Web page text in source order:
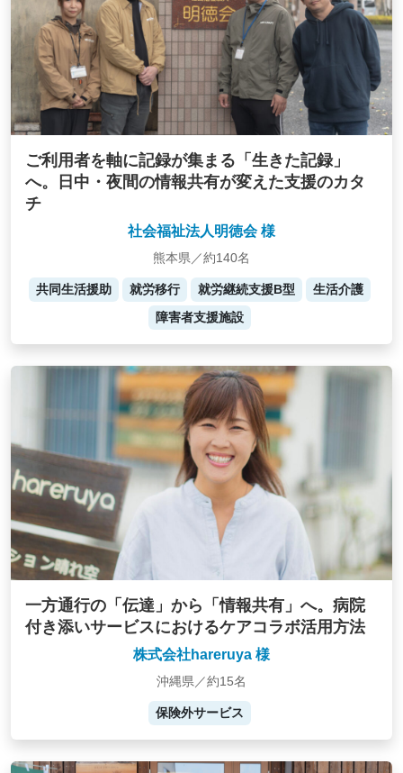
ご利用者を軸に記録が集まる「生きた記録」
へ。日中・夜間の情報共有が変えた支援のカタ
チ
社会福祉法人明徳会 様
熊本県／約140名
共同生活援助 就労移行 就労継続支援B型
生活介護
障害者支援施設
一方通行の「伝達」から「情報共有」へ。病院
付き添いサービスにおけるケアコラボ活用方法
株式会社hareruya 様
沖縄県／約15名
保険外サービス